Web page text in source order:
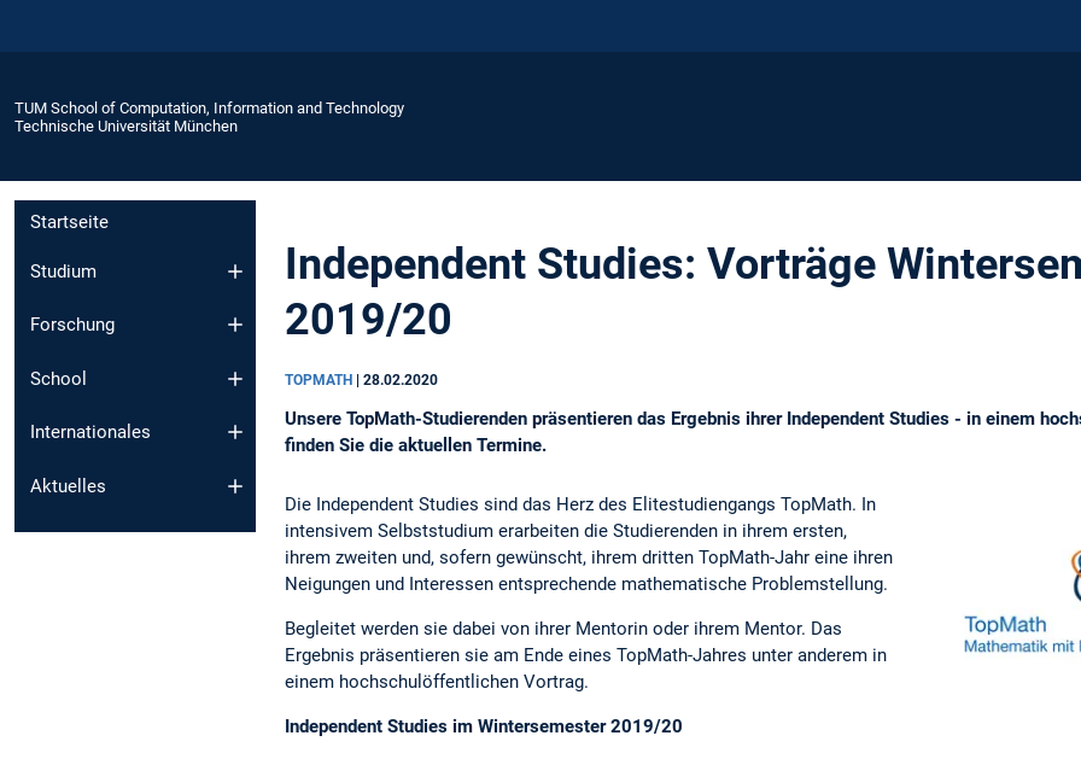
TUM School of Computation, Information and Technology
Technische Universität München
Startseite
Studium
Forschung
School
Internationales
Aktuelles
Independent Studies: Vorträge
2019/20
TOPMATH | 28.02.2020
Unsere TopMath-Studierenden präsentieren das Ergebnis ihrer Independent Studies - in einem
finden Sie die aktuellen Termine.
Die Independent Studies sind das Herz des Elitestudiengangs TopMath. In
intensivem Selbststudium erarbeiten die Studierenden in ihrem ersten,
ihrem zweiten und, sofern gewünscht, ihrem dritten TopMath-Jahr eine ihren
Neigungen und Interessen entsprechende mathematische Problemstellung.
Begleitet werden sie dabei von ihrer Mentorin oder ihrem Mentor. Das
Ergebnis präsentieren sie am Ende eines TopMath-Jahres unter anderem in
einem hochschulöffentlichen Vortrag.
Independent Studies im Wintersemester 2019/20